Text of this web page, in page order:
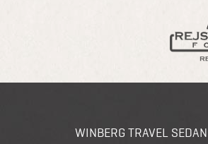
WINBERG TRAVEL